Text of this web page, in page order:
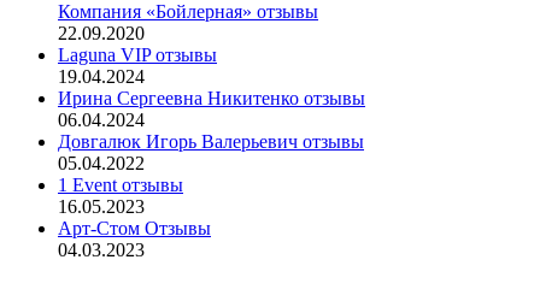
Компания «Бойлерная» отзывы
22.09.2020
Laguna VIP отзывы
19.04.2024
Ирина Сергеевна Никитенко отзывы
06.04.2024
Довгалюк Игорь Валерьевич отзывы
05.04.2022
1 Event отзывы
16.05.2023
Арт-Стом Отзывы
04.03.2023